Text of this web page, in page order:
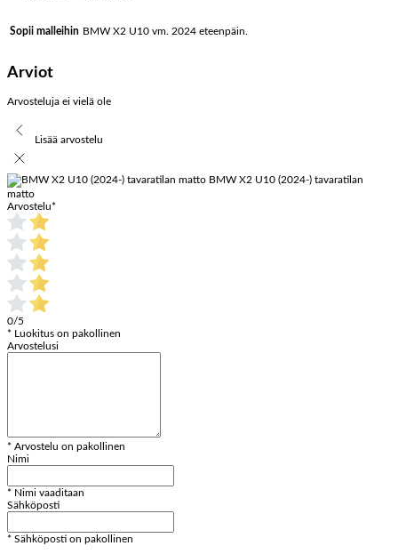
Sopii malleihin BMW X2 U10 vm. 2024 eteenpäin.
Arviot
Arvosteluja ei vielä ole
Lisää arvostelu
BMW X2 U10 (2024-) tavaratilan
matto
Arvostelu*
0/5
* Luokitus on pakollinen
Arvostelusi
* Arvostelu on pakollinen
Nimi
* Nimi vaaditaan
Sähköposti
* Sähköposti on pakollinen